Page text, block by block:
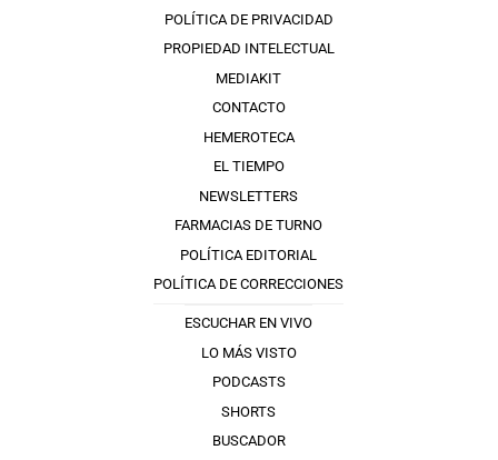
POLÍTICA DE PRIVACIDAD
PROPIEDAD INTELECTUAL
MEDIAKIT
CONTACTO
HEMEROTECA
EL TIEMPO
NEWSLETTERS
FARMACIAS DE TURNO
POLÍTICA EDITORIAL
POLÍTICA DE CORRECCIONES
ESCUCHAR EN VIVO
LO MÁS VISTO
PODCASTS
SHORTS
BUSCADOR